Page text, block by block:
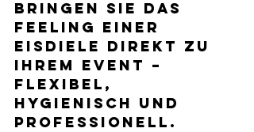
bringen Sie das
Feeling einer
Eisdiele direkt zu
Ihrem Event –
flexibel,
hygienisch und
professionell.